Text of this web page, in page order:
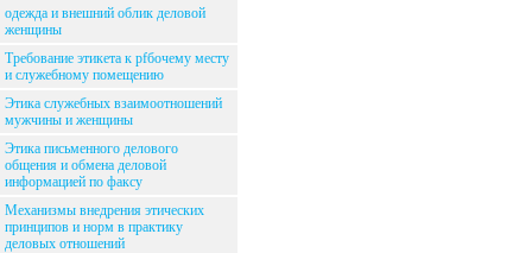
одежда и внешний облик деловой
женщины
Требование этикета к рfбочему месту
и служебному помещению
Этика служебных взаимоотношений
мужчины и женщины
Этика письменного делового
общения и обмена деловой
информацией по факсу
Механизмы внедрения этических
принципов и норм в практику
деловых отношений